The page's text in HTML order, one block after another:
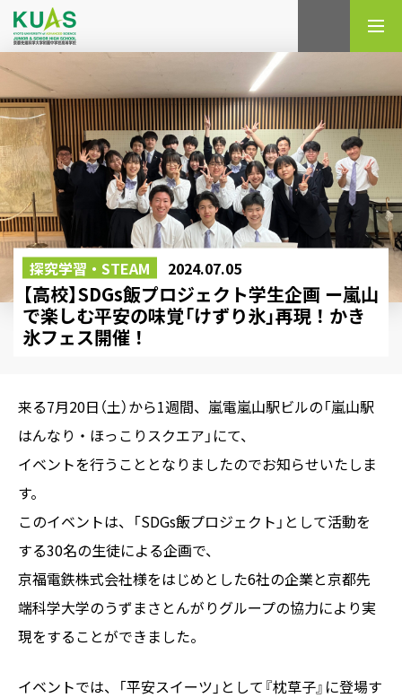
検索
探究学習・STEAM 2024.07.05
【高校】SDGs飯プロジェクト学生企画 ー嵐山
で楽しむ平安の味覚「けずり氷」再現！かき
氷フェス開催！
来る7月20日（土）から1週間、嵐電嵐山駅ビルの「嵐山駅
はんなり・ほっこりスクエア」にて、
イベントを行うこととなりましたのでお知らせいたしま
す。
このイベントは、「SDGs飯プロジェクト」として活動を
する30名の生徒による企画で、
京福電鉄株式会社様をはじめとした6社の企業と京都先
端科学大学のうずまさとんがりグループの協力により実
現をすることができました。
イベントでは、「平安スイーツ」として『枕草子』に登場す